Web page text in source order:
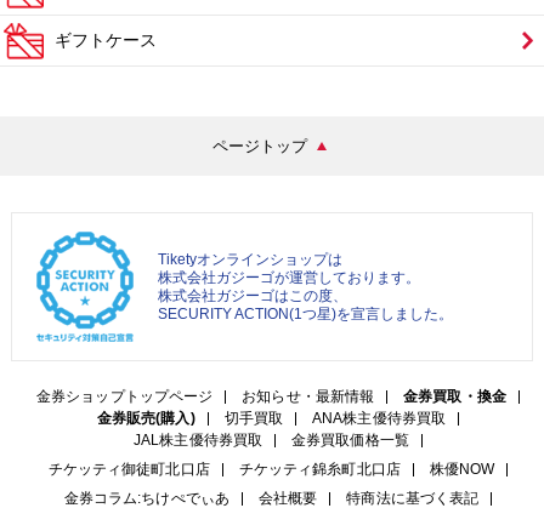
ギフトケース
ページトップ
Tiketyオンラインショップは
株式会社ガジーゴが運営しております。
株式会社ガジーゴはこの度、
SECURITY ACTION(1つ星)を宣言しました。
金券ショップトップページ お知らせ・最新情報
金券買取・換金
金券販売(購入)
切手買取
ANA株主優待券買取
JAL株主優待券買取
金券買取価格一覧
チケッティ御徒町北口店
チケッティ錦糸町北口店
株優NOW
金券コラム:ちけぺでぃあ
会社概要
特商法に基づく表記